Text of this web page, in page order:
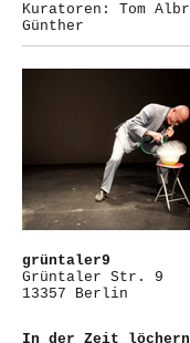
Kuratoren: Tom
Günther
grüntaler9
Grüntaler Str. 9
13357 Berlin
In der Zeit löchern